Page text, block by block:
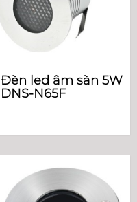
Đèn led âm sàn 5W
DNS-N65F